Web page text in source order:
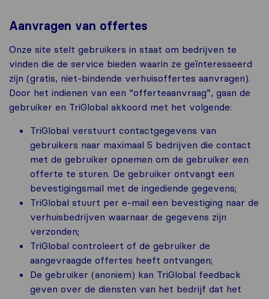
Aanvragen van offertes
Onze site stelt gebruikers in staat om bedrijven te
vinden die de service bieden waarin ze geïnteresseerd
zijn (gratis, niet-bindende verhuisoffertes aanvragen).
Door het indienen van een “offerteaanvraag”, gaan de
gebruiker en TriGlobal akkoord met het volgende:
TriGlobal verstuurt contactgegevens van
gebruikers naar maximaal 5 bedrijven die contact
met de gebruiker opnemen om de gebruiker een
offerte te sturen. De gebruiker ontvangt een
bevestigingsmail met de ingediende gegevens;
TriGlobal stuurt per e-mail een bevestiging naar de
verhuisbedrijven waarnaar de gegevens zijn
verzonden;
TriGlobal controleert of de gebruiker de
aangevraagde offertes heeft ontvangen;
De gebruiker (anoniem) kan TriGlobal feedback
geven over de diensten van het bedrijf dat het